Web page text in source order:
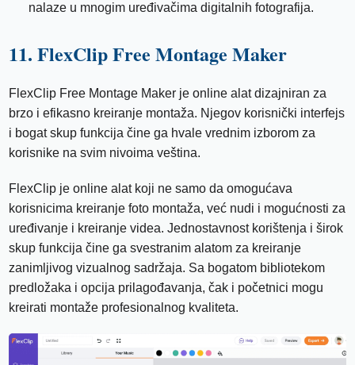
nalaze u mnogim uređivačima digitalnih fotografija.
11. FlexClip Free Montage Maker
FlexClip Free Montage Maker je online alat dizajniran za
brzo i efikasno kreiranje montaža. Njegov korisnički interfejs
i bogat skup funkcija čine ga hvale vrednim izborom za
korisnike na svim nivoima veština.
FlexClip je online alat koji ne samo da omogućava
korisnicima kreiranje foto montaža, već nudi i mogućnosti za
uređivanje i kreiranje videa. Jednostavnost korištenja i širok
skup funkcija čine ga svestranim alatom za kreiranje
zanimljivog vizualnog sadržaja. Sa bogatom bibliotekom
predložaka i opcija prilagođavanja, čak i početnici mogu
kreirati montaže profesionalnog kvaliteta.